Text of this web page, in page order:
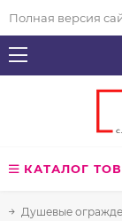
Полная версия
КАТАЛОГ
Душевые